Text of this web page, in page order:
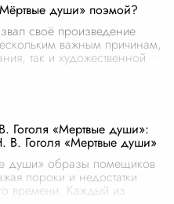
души» поэмой?
своё произведение
важным причинам,
так и художественной
Гоголя «Мертвые души»:
Гоголя «Мертвые души»
души» образы помещиков
пороки и недостатки
времени. Каждый из